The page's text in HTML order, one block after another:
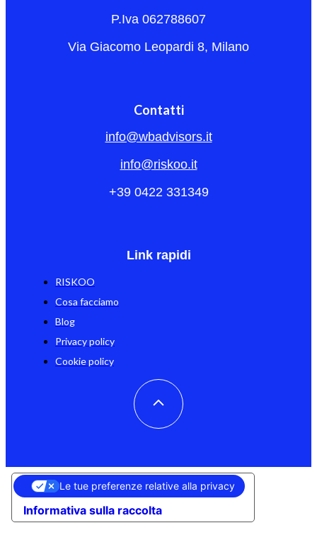
P.Iva 062788607
Via Giacomo Leopardi 8, Milano
Contatti
info@wbadvisors.it
info@riskoo.it
+39 0422 331349
Link rapidi
RISKOO
Cosa facciamo
Blog
Privacy policy
Cookie policy
Informativa sulla raccolta
Le tue preferenze relative alla privacy